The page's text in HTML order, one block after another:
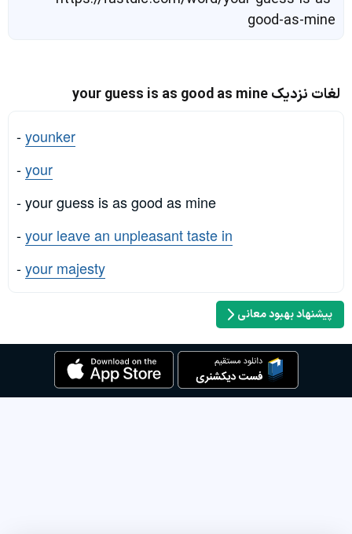
good-as-mine
لغات نزدیک your guess is as good as mine
-younker
-your
- your guess is as good as mine
-your leave an unpleasant taste in
-your majesty
پیشنهاد بهبود معانی